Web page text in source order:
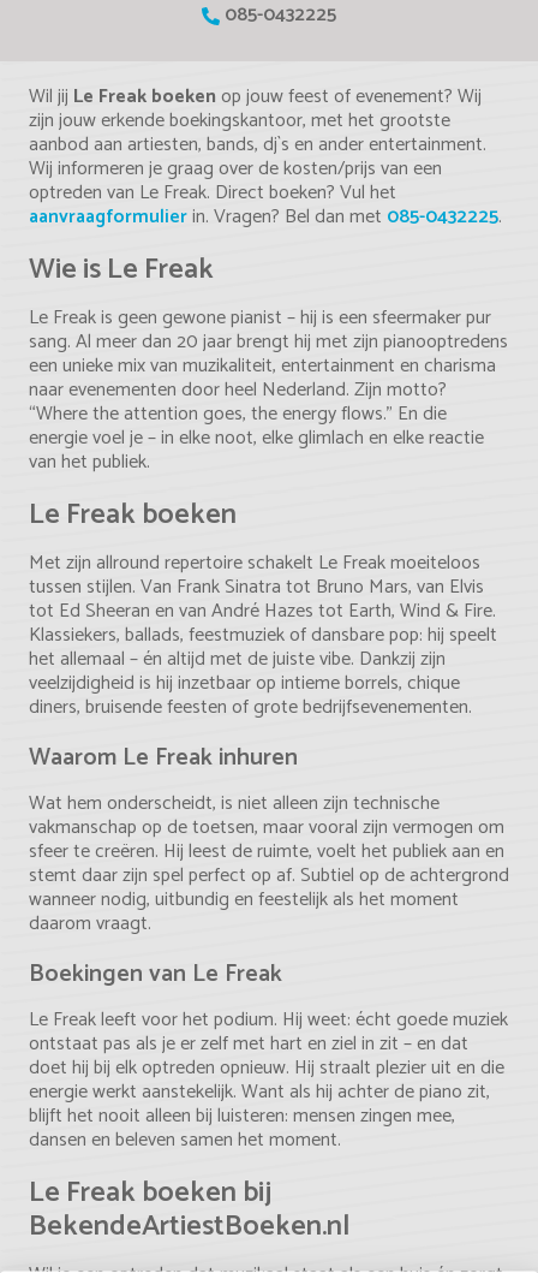
085-0432225
Wil jij Le Freak boekenop jouw feest of evenement? Wij
zijn jouw erkende boekingskantoor, met het grootste
aanbod aan artiesten, bands, dj`s en ander entertainment.
Wij informeren je graag over de kosten/prijs van een
optreden van Le Freak. Direct boeken? Vul het
aanvraagformulierin. Vragen? Bel dan met 085-0432225.
Wie is Le Freak
Le Freak is geen gewone pianist – hij is een sfeermaker pur
sang. Al meer dan 20 jaar brengt hij met zijn pianooptredens
een unieke mix van muzikaliteit, entertainment en charisma
naar evenementen door heel Nederland. Zijn motto?
“Where the attention goes, the energy flows.” En die
energie voel je – in elke noot, elke glimlach en elke reactie
van het publiek.
Le Freak boeken
Met zijn allround repertoire schakelt Le Freak moeiteloos
tussen stijlen. Van Frank Sinatra tot Bruno Mars, van Elvis
tot Ed Sheeran en van André Hazes tot Earth, Wind & Fire.
Klassiekers, ballads, feestmuziek of dansbare pop: hij speelt
het allemaal – én altijd met de juiste vibe. Dankzij zijn
veelzijdigheid is hij inzetbaar op intieme borrels, chique
diners, bruisende feesten of grote bedrijfsevenementen.
Waarom Le Freak inhuren
Wat hem onderscheidt, is niet alleen zijn technische
vakmanschap op de toetsen, maar vooral zijn vermogen om
sfeer te creëren. Hij leest de ruimte, voelt het publiek aan en
stemt daar zijn spel perfect op af. Subtiel op de achtergrond
wanneer nodig, uitbundig en feestelijk als het moment
daarom vraagt.
Boekingen van Le Freak
Le Freak leeft voor het podium. Hij weet: écht goede muziek
ontstaat pas als je er zelf met hart en ziel in zit – en dat
doet hij bij elk optreden opnieuw. Hij straalt plezier uit en die
energie werkt aanstekelijk. Want als hij achter de piano zit,
blijft het nooit alleen bij luisteren: mensen zingen mee,
dansen en beleven samen het moment.
Le Freak boeken bij
BekendeArtiestBoeken.nl